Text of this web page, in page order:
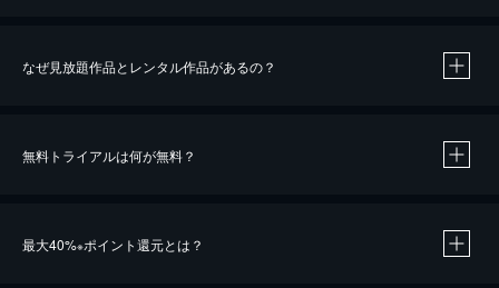
なぜ見放題作品とレンタル作品があるの？
無料トライアルは何が無料？
最大40%※ポイント還元とは？